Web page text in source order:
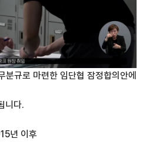
분규로 마련한 임단협 잠정합의안에
니다.
년 이후